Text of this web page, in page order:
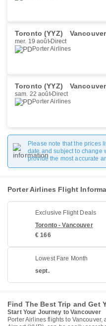
Toronto (YYZ)
mer. 19 août Direct
Porter Airlines
Toronto (YYZ)
sam. 22 août Direct
Porter Airlines
Please note that the prices
date and subject to change
provide the most accurate
Porter Airlines Flight
Exclusive Flight Deals
Toronto - Vancouver
€ 166
Lowest Fare Month
sept.
Find The Best Trip and Get
Start Your Journey to Vancouver
Porter Airlines flights to